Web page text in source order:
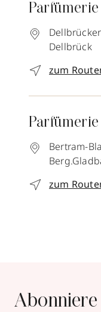
Parfümerie
Dellbrück
zum
Parfümerie
Bertram-
zum